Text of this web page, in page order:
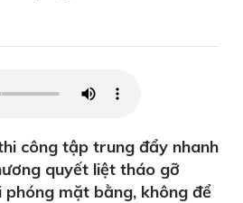
công tập trung đẩy nhanh
quyết liệt tháo gỡ
mặt bằng, không để